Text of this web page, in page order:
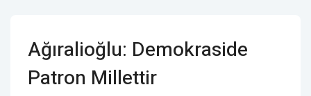
Ağıralioğlu: Demokraside
Patron Millettir